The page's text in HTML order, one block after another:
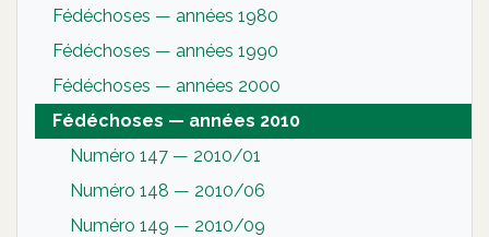
Fédéchoses — années 1980
Fédéchoses — années 1990
Fédéchoses — années 2000
Fédéchoses — années 2010
Numéro 147 — 2010/01
Numéro 148 — 2010/06
Numéro 149 — 2010/09